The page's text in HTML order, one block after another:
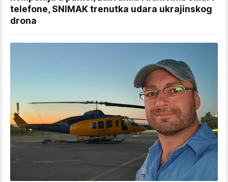
telefone, SNIMAK trenutka udara ukrajinskog
drona